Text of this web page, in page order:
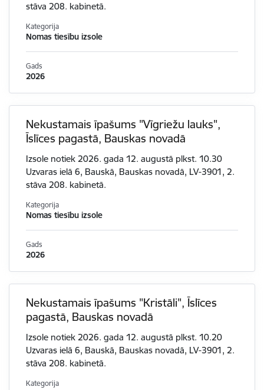
stāva 208. kabinetā.
Kategorija
Nomas tiesību izsole
Gads
2026
Nekustamais īpašums "Vīgriežu lauks",
Īslīces pagastā, Bauskas novadā
Izsole notiek 2026. gada 12. augustā plkst. 10.30
Uzvaras ielā 6, Bauskā, Bauskas novadā, LV-3901, 2.
stāva 208. kabinetā.
Kategorija
Nomas tiesību izsole
Gads
2026
Nekustamais īpašums "Kristāli", Īslīces
pagastā, Bauskas novadā
Izsole notiek 2026. gada 12. augustā plkst. 10.20
Uzvaras ielā 6, Bauskā, Bauskas novadā, LV-3901, 2.
stāva 208. kabinetā.
Kategorija